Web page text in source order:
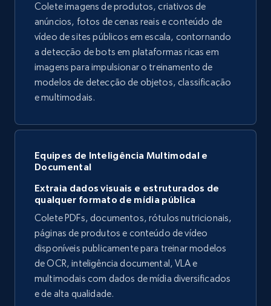
Colete imagens de produtos, criativos de
anúncios, fotos de cenas reais e conteúdo de
vídeo de sites públicos em escala, contornando
a detecção de bots em plataformas ricas em
imagens para impulsionar o treinamento de
modelos de detecção de objetos, classificação
e multimodais.
Equipes de Inteligência Multimodal e
Documental
Extraia dados visuais e estruturados de
qualquer formato de mídia pública
Colete PDFs, documentos, rótulos nutricionais,
páginas de produtos e conteúdo de vídeo
disponíveis publicamente para treinar modelos
de OCR, inteligência documental, VLA e
multimodais com dados de mídia diversificados
e de alta qualidade.